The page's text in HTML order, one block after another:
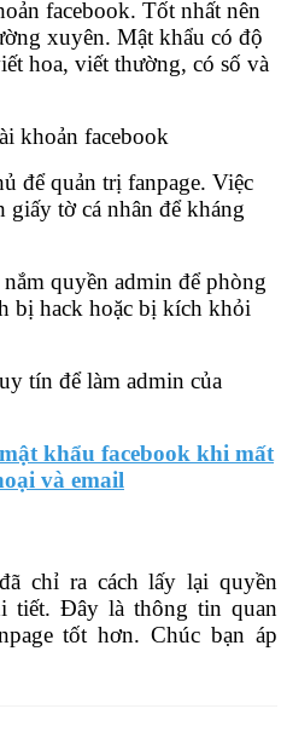
facebook. Tốt nhất nên
xuyên. Mật khẩu có độ
hoa, viết thường, có số và
khoản facebook
để quản trị fanpage. Việc
tờ cá nhân để kháng
quyền admin để phòng
bị hack hoặc bị kích khỏi
tín để làm admin của
khẩu facebook khi mất
và email
chỉ ra cách lấy lại quyền
tiết. Đây là thông tin quan
tốt hơn. Chúc bạn áp